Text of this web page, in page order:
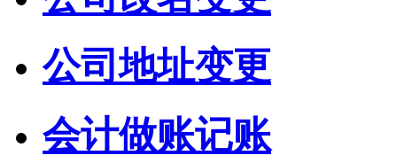
公司地址变更
会计做账记账